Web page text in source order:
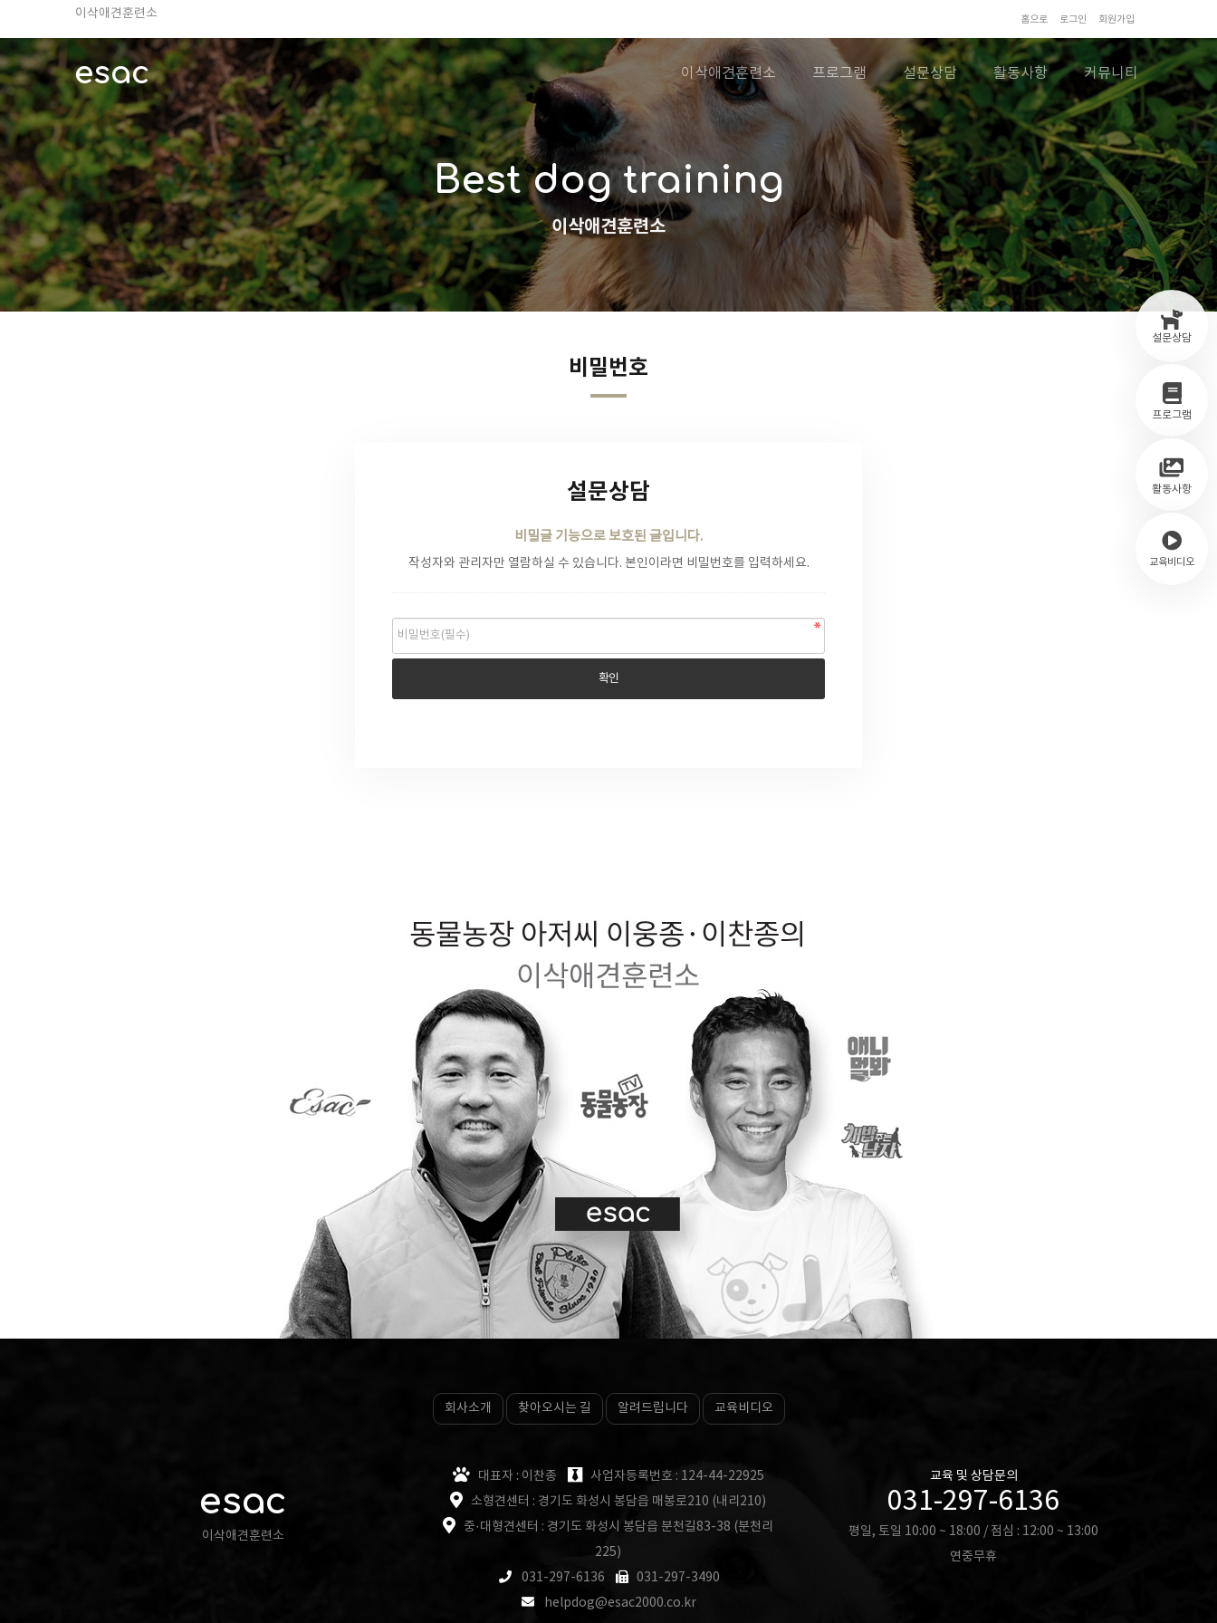
TV 동물농장 아저씨
안전하고 행복한 펫티켓 선도!
경기도 화성시 봉담읍 위치
이찬종, 이웅종 소장 소개
홈으로 로그인 회원가입
esac 이삭애견훈련소 프로그램 설문상담 활동사항 커뮤니티
설문상담
프로그램
활동사항
교육비디오
Best dog training
이삭애견훈련소
비밀번호
설문상담
비밀글 기능으로 보호된 글입니다.
작성자와 관리자만 열람하실 수 있습니다. 본인이라면 비밀번호를 입력하세요.
회사소개 찾아오시는 길 알려드립니다 교육비디오
esac
이삭애견훈련소
대표자 : 이찬종
사업자등록번호 : 124-44-22925
소형견센터 : 경기도 화성시 봉담읍 매봉로210 (내리210)
중·대형견센터 : 경기도 화성시 봉담읍 분천길83-38 (분천리
225)
031-297-6136
031-297-3490
helpdog@esac2000.co.kr
교육 및 상담문의
031-297-6136
평일, 토일 10:00 ~ 18:00 / 점심 : 12:00 ~ 13:00
연중무휴